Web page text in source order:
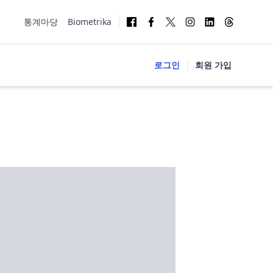
통계마당 Biometrika
로그인 회원 가입